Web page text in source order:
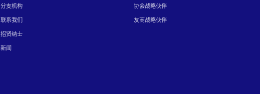
分支机构
联系我们
招贤纳士
新闻
协会战略伙伴
友商战略伙伴